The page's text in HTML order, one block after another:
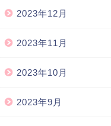
2023年12月
2023年11月
2023年10月
2023年9月